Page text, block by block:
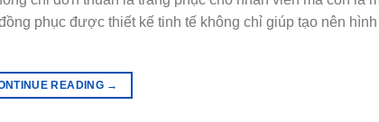
phục được thiết kế tinh tế không chỉ giúp tạo nên
READING →